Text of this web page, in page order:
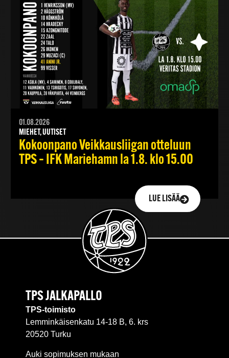
01.08.2026
MIEHET, UUTISET
Kokoonpano Veikkausliigan otteluun
TPS – IFK Mariehamn la 1.8. klo 15.00
LUE LISÄÄ
TPS JALKAPALLO
TPS-toimisto
Lemminkäisenkatu 14-18 B, 6. krs
20520 Turku
Auki sopimuksen mukaan